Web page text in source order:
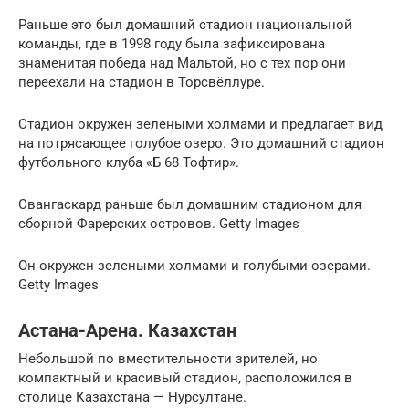
Раньше это был домашний стадион национальной
команды, где в 1998 году была зафиксирована
знаменитая победа над Мальтой, но с тех пор они
переехали на стадион в Торсвёллуре.
Стадион окружен зелеными холмами и предлагает вид
на потрясающее голубое озеро. Это домашний стадион
футбольного клуба «Б 68 Тофтир».
Свангаскард раньше был домашним стадионом для
сборной Фарерских островов. Getty Images
Он окружен зелеными холмами и голубыми озерами.
Getty Images
Астана-Арена. Казахстан
Небольшой по вместительности зрителей, но
компактный и красивый стадион, расположился в
столице Казахстана — Нурсултане.